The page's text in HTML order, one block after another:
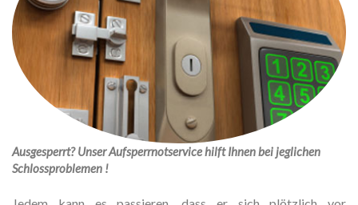
Ausgesperrt? Unser Aufsperrnotservice hilft Ihnen bei jeglichen
Schlossproblemen !